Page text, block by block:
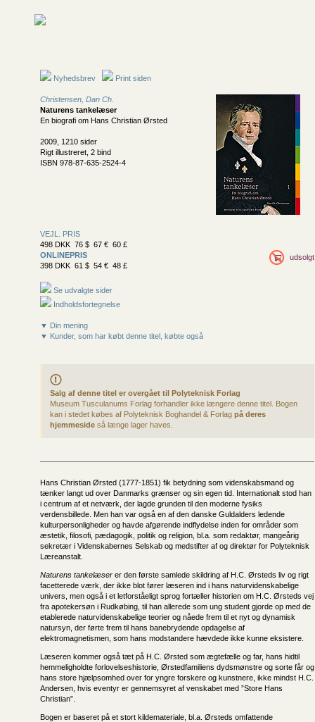
Nyhedsbrev Print siden
Christensen, Dan Ch.
Naturens tankelæser
En biografi om Hans Christian Ørsted
2009, 1210 sider
Rigt illustreret, 2 bind
ISBN 978-87-635-2524-4
VEJL. PRIS
498 DKK 76 $ 67 € 60 £
ONLINEPRIS
398 DKK 61 $ 54 € 48 £
udsolgt
Se udvalgte sider
Indholdsfortegnelse
▼ Din mening
▼ Kunder, som har købt denne titel, købte også
Salg af denne titel er overgået til Polyteknisk Forlag
Museum Tusculanums Forlag forhandler ikke længere denne titel. Bogen
kan i stedet købes af Polyteknisk Boghandel & Forlag på deres
hjemmeside så længe lager haves.
Hans Christian Ørsted (1777-1851) fik betydning som videnskabsmand og
tænker langt ud over Danmarks grænser og sin egen tid. Internationalt stod han
i centrum af et netværk, der lagde grunden til den moderne fysiks
verdensbillede. Men han var også en af den danske Guldalders ledende
kulturpersonligheder og havde afgørende indflydelse inden for områder som
æstetik, filosofi, pædagogik, politik og religion, bl.a. som redaktør, mangeårig
sekretær i Videnskabernes Selskab og medstifter af og direktør for Polyteknisk
Læreanstalt.
Naturens tankelæser er den første samlede skildring af H.C. Ørsteds liv og rigt
facetterede værk, der ikke blot fører læseren ind i hans naturvidenskabelige
univers, men også i et letforståeligt sprog fortæller historien om H.C. Ørsteds vej
fra apotekersøn i Rudkøbing, til han allerede som ung student gjorde op med de
etablerede naturvidenskabelige teorier og nåede frem til et nyt og dynamisk
natursyn, der førte frem til hans banebrydende opdagelse af
elektromagnetismen, som hans modstandere hævdede ikke kunne eksistere.
Læseren kommer også tæt på H.C. Ørsted som ægtefælle og far, hans hidtil
hemmeligholdte forlovelseshistorie, Ørstedfamiliens dydsmønstre og sorte får og
hans store hjælpsomhed over for yngre forskere og kunstnere, ikke mindst H.C.
Andersen, hvis eventyr er gennemsyret af venskabet med ”Store Hans
Christian”.
Bogen er baseret på et stort kildemateriale, bl.a. Ørsteds omfattende